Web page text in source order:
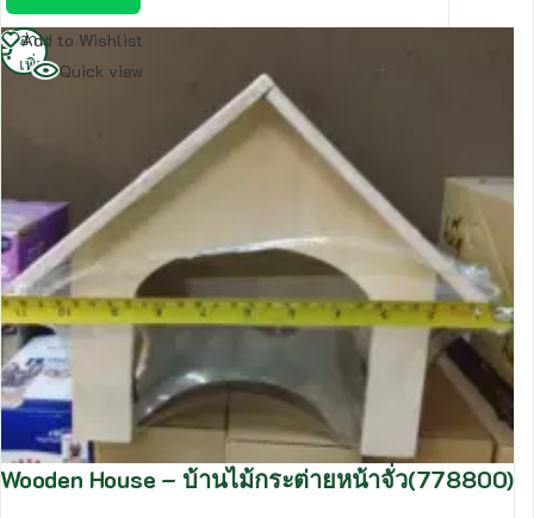
Add to Wishlist
Quick view
Wooden House – บ้านไม้กระต่ายหน้าจั่ว(778800)
อ่าน
เพิ่ม